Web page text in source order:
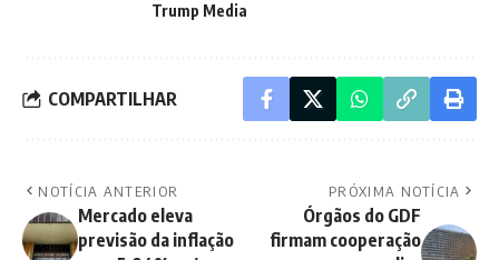
Trump Media
COMPARTILHAR
NOTÍCIA ANTERIOR
Mercado eleva
previsão da inflação
PRÓXIMA NOTÍCIA
Órgãos do GDF
firmam cooperação